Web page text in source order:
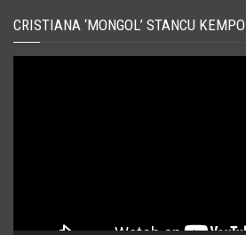
CRISTIANA ‘MONGOL’ STANCU KEMPO